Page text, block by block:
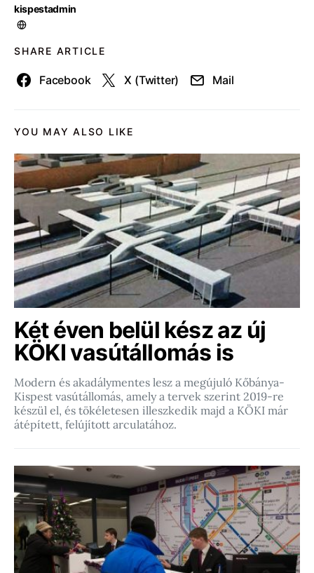
kispestadmin
SHARE ARTICLE
Facebook X (Twitter) Mail
YOU MAY ALSO LIKE
Két éven belül kész az új
KÖKI vasútállomás is
Modern és akadálymentes lesz a megújuló Kőbánya-
Kispest vasútállomás, amely a tervek szerint 2019-re
készül el, és tökéletesen illeszkedik majd a KÖKI már
átépített, felújított arculatához.